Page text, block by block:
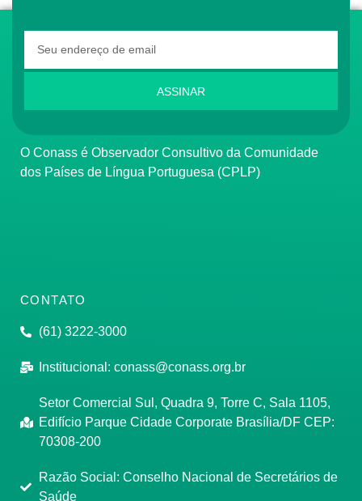
ASSINAR
O Conass é Observador Consultivo da Comunidade
dos Países de Língua Portuguesa (CPLP)
CONTATO
(61) 3222-3000
Institucional: conass@conass.org.br
Setor Comercial Sul, Quadra 9, Torre C, Sala 1105,
Edifício Parque Cidade Corporate Brasília/DF CEP:
70308-200
Razão Social: Conselho Nacional de Secretários de
Saúde